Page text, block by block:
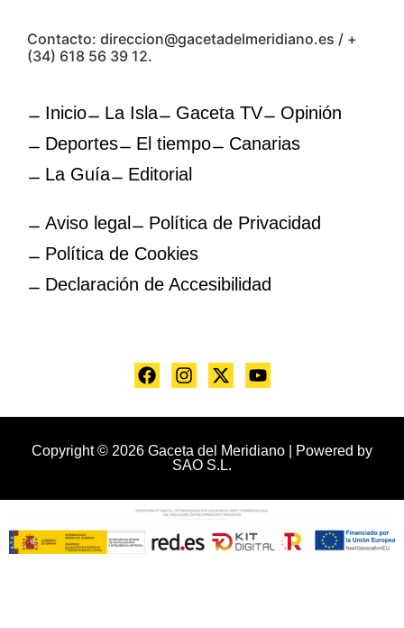
Contacto: direccion@gacetadelmeridiano.es / +
(34) 618 56 39 12.
Inicio La Isla Gaceta TV
Opinión
Deportes
El tiempo
Canarias
La Guía
Editorial
Aviso legal
Política de Privacidad
Política de Cookies
Declaración de Accesibilidad
Copyright © 2026 Gaceta del Meridiano | Powered by
SAO S.L.